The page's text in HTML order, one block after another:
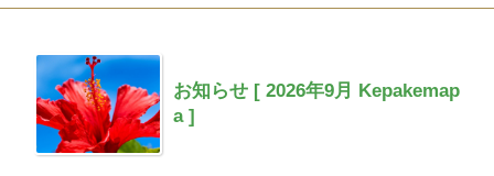
お知らせ [ 2026年9月 Kepakemap
a ]